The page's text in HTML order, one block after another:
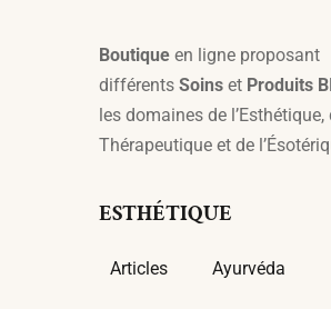
Boutique en ligne proposant
différents Soins et Produits
les domaines de l’Esthétique,
Thérapeutique et de
ESTHÉTIQUE
Articles Ayurvéda